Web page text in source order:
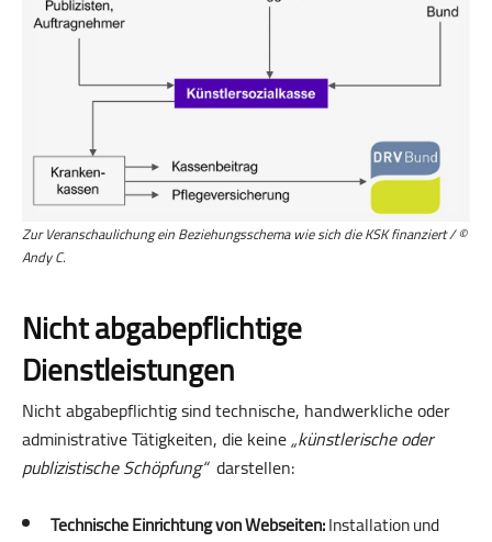
Zur Veranschaulichung ein Beziehungsschema wie sich die KSK finanziert / ©
Andy C.
Nicht abgabepflichtige
Dienstleistungen
Nicht abgabepflichtig sind technische, handwerkliche oder
administrative Tätigkeiten, die keine„künstlerische oder
publizistische Schöpfung“darstellen:
Technische Einrichtung von Webseiten:Installation und